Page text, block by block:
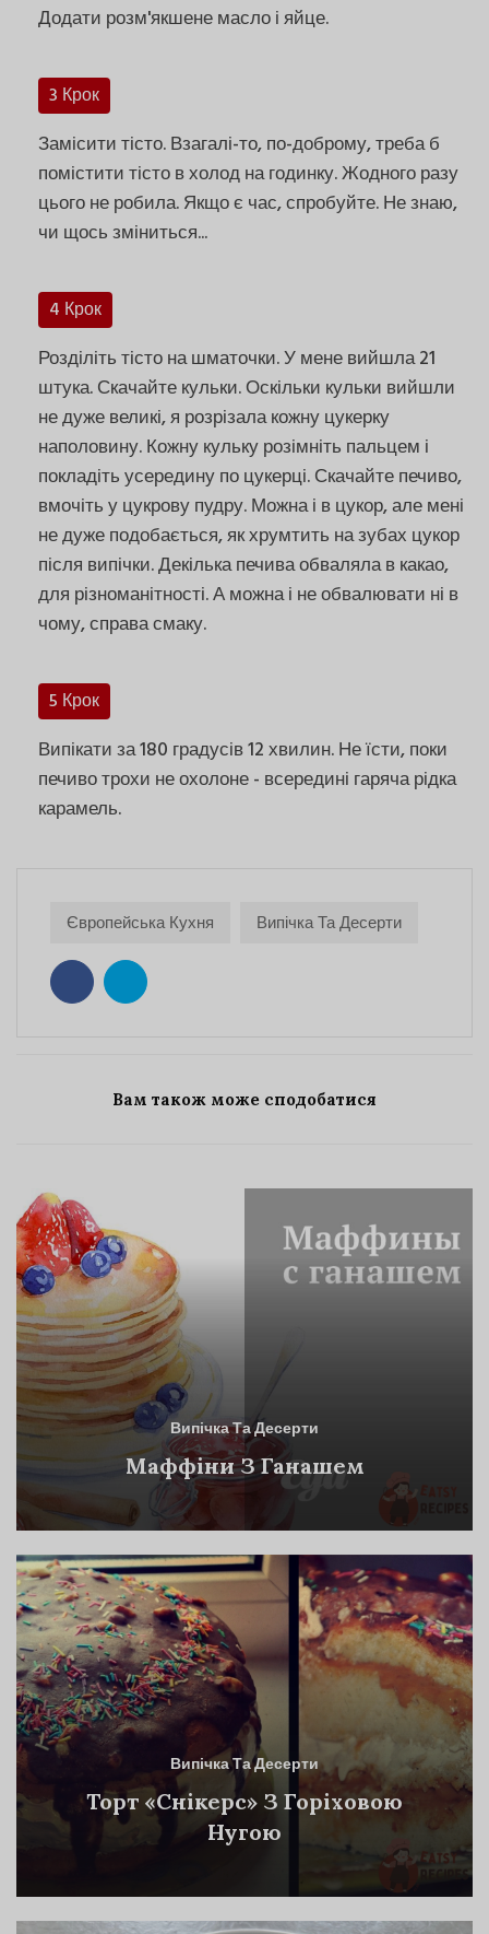
Додати розм'якшене масло і яйце.
3 Крок
Замісити тісто. Взагалі-то, по-доброму, треба б
помістити тісто в холод на годинку. Жодного разу
цього не робила. Якщо є час, спробуйте. Не знаю,
чи щось зміниться...
4 Крок
Розділіть тісто на шматочки. У мене вийшла 21
штука. Скачайте кульки. Оскільки кульки вийшли
не дуже великі, я розрізала кожну цукерку
наполовину. Кожну кульку розімніть пальцем і
покладіть усередину по цукерці. Скачайте печиво,
вмочіть у цукрову пудру. Можна і в цукор, але мені
не дуже подобається, як хрумтить на зубах цукор
після випічки. Декілька печива обваляла в какао,
для різноманітності. А можна і не обвалювати ні в
чому, справа смаку.
5 Крок
Випікати за 180 градусів 12 хвилин. Не їсти, поки
печиво трохи не охолоне - всередині гаряча рідка
карамель.
Європейська Кухня Випічка Та Десерти
Вам також може сподобатися
Випічка Та Десерти
Маффіни З Ганашем
Випічка Та Десерти
Торт «Снікерс» З Горіховою
Нугою